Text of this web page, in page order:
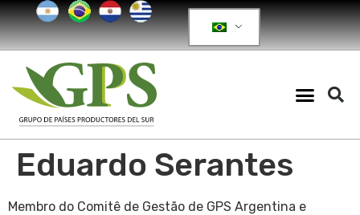
Eduardo Serantes
Membro do Comitê de Gestão de GPS Argentina e